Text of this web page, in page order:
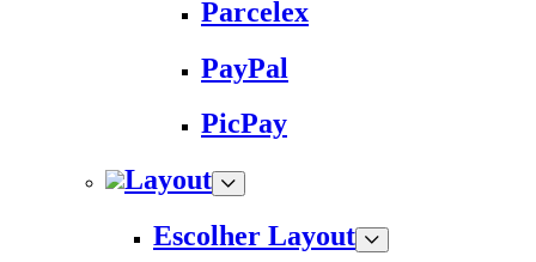
Parcelex
PayPal
PicPay
Layout
Escolher Layout